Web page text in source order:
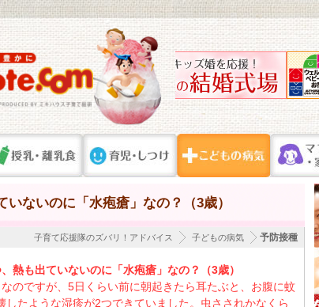
ないのに「水疱瘡」なの？（3歳）
予防接種
子どもの病気
子育て応援隊のズバリ！アドバイス
熱も出ていないのに「水疱瘡」なの？（3歳）
のですが、5日くらい前に朝起きたら耳たぶと、お腹に蚊
したような湿疹が2つできていました。虫さされかなくら